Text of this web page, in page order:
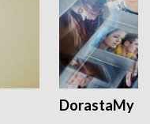
DorastaMy